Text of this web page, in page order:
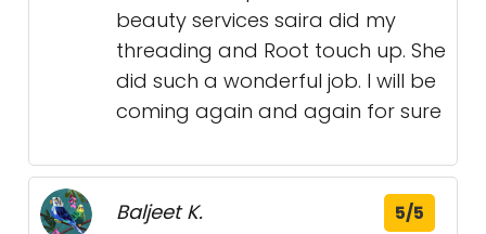
beauty services saira did my
threading and Root touch up. She
did such a wonderful job. I will be
coming again and again for sure
Baljeet K. 5/5